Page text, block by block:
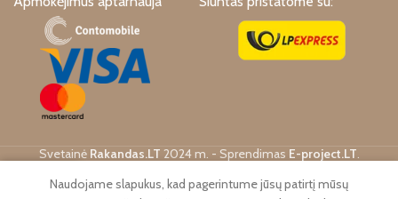
Svetainė Rakandas.LT 2024 m. - Sprendimas E-project.LT.
Naudojame slapukus, kad pagerintume jūsų patirtį mūsų